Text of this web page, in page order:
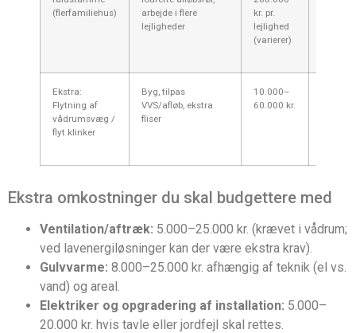
(flerfamiliehus)
arbejde i flere
lejligheder
kr. pr.
lejlighed
(varierer)
Ekstra:
Flytning af
vådrumsvæg /
flyt klinker
Byg, tilpas
VVS/afløb, ekstra
fliser
10.000–
60.000 kr.
Ekstra omkostninger du skal budgettere med
Ventilation/aftræk: 5.000–25.000 kr. (krævet i vådrum;
ved lavenergiløsninger kan der være ekstra krav).
Gulvvarme: 8.000–25.000 kr. afhængig af teknik (el vs.
vand) og areal.
Elektriker og opgradering af installation: 5.000–
20.000 kr. hvis tavle eller jordfejl skal rettes.